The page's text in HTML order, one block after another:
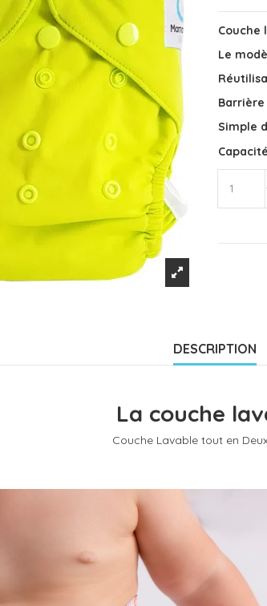
Couche
Le
Simple
DESCRIPTION
La couche
Couche Lavable tout en